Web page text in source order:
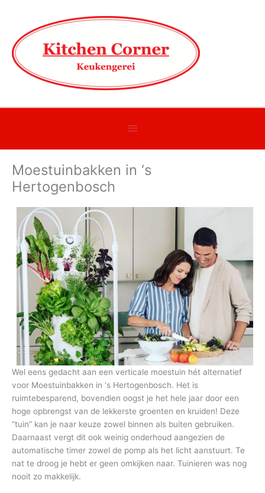
balk
Moestuinbakken in ‘s
Hertogenbosch
Wel eens gedacht aan een verticale moestuin hét alternatief
voor Moestuinbakken in ‘s Hertogenbosch. Het is
ruimtebesparend, bovendien oogst je het hele jaar door een
hoge opbrengst van de lekkerste groenten en kruiden! Deze
“tuin” kan je naar keuze zowel binnen als buiten gebruiken.
Daarnaast vergt dit ook weinig onderhoud aangezien de
automatische timer zowel de pomp als het licht aanstuurt. Te
nat te droog je hebt er geen omkijken naar. Tuinieren was nog
nooit zo makkelijk.